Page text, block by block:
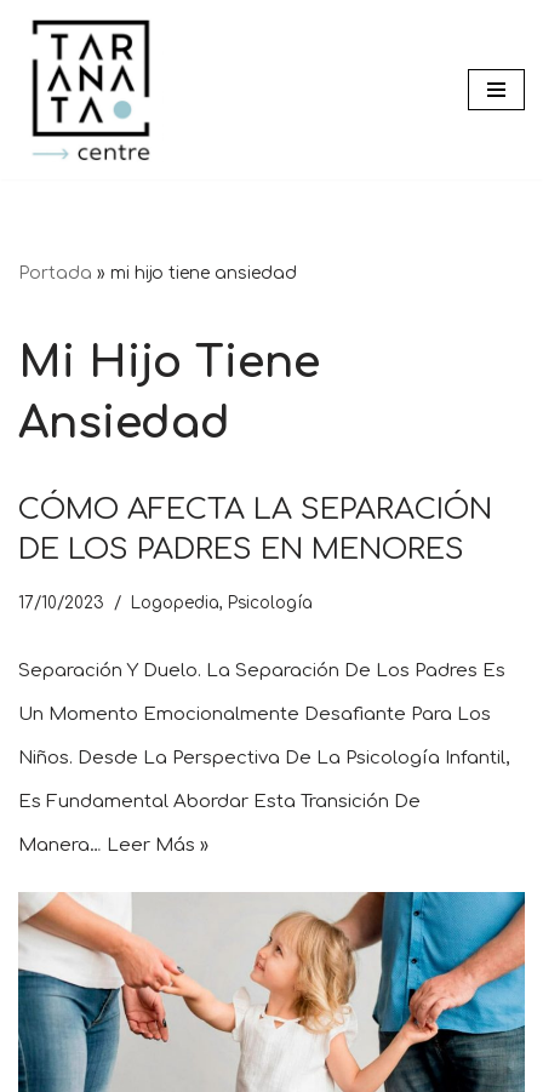
Saltar
contenido
Portada » mi hijo tiene ansiedad
Mi Hijo Tiene
Ansiedad
CÓMO AFECTA LA SEPARACIÓN
DE LOS PADRES EN MENORES
17/10/2023 Logopedia, Psicología
Separación Y Duelo. La Separación De Los Padres Es
Un Momento Emocionalmente Desafiante Para Los
Niños. Desde La Perspectiva De La Psicología Infantil,
Es Fundamental Abordar Esta Transición De
Manera… Leer Más »